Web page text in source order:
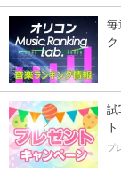
毎
ク
試
ト
プ